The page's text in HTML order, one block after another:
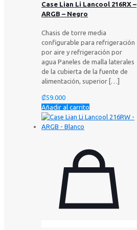
Case Lian Li Lancool 216RX –
ARGB – Negro
Chasis de torre media
configurable para refrigeración
por aire y refrigeración por
agua Paneles de malla laterales
de la cubierta de la fuente de
alimentación, superior […]
₡59.000
Añadir al carrito